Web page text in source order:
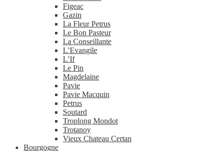
Figeac
Gazin
La Fleur Petrus
Le Bon Pasteur
La Conseillante
L’Evangile
L’If
Le Pin
Magdelaine
Pavie
Pavie Macquin
Petrus
Soutard
Troplong Mondot
Trotanoy
Vieux Chateau Certan
Bourgogne